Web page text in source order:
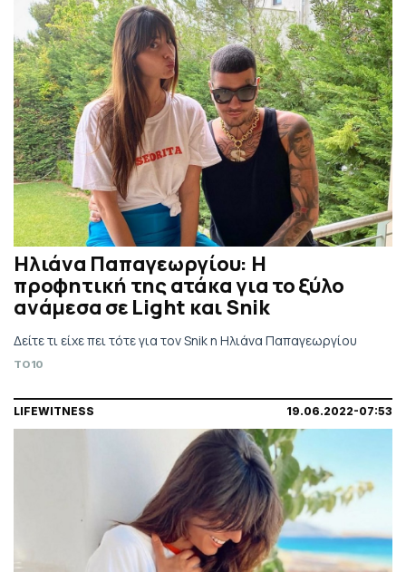
Ηλιάνα Παπαγεωργίου: Η
προφητική της ατάκα για το ξύλο
ανάμεσα σε Light και Snik
Δείτε τι είχε πει τότε για τον Snik η Ηλιάνα Παπαγεωργίου
TO10
LIFEWITNESS 19.06.2022-07:53